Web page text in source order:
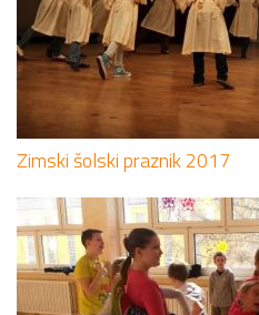
Zimski šolski praznik 2017